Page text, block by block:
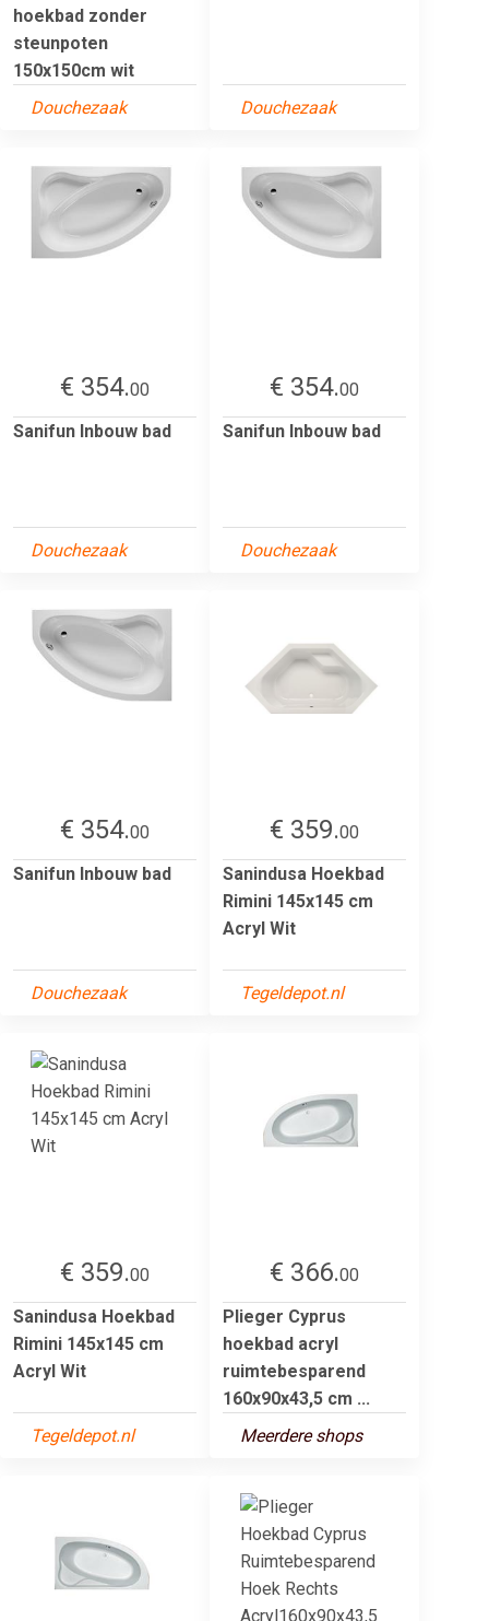
hoekbad zonder
steunpoten
150x150cm wit
Douchezaak
Douchezaak
€ 354.00
Sanifun Inbouw bad
Douchezaak
€ 354.00
Sanifun Inbouw bad
Douchezaak
€ 354.00
Sanifun Inbouw bad
Douchezaak
€ 359.00
Sanindusa Hoekbad
Rimini 145x145 cm
Acryl Wit
Tegeldepot.nl
€ 359.00
Sanindusa Hoekbad
Rimini 145x145 cm
Acryl Wit
Tegeldepot.nl
€ 366.00
Plieger Cyprus
hoekbad acryl
ruimtebesparend
160x90x43,5 cm ...
Meerdere shops